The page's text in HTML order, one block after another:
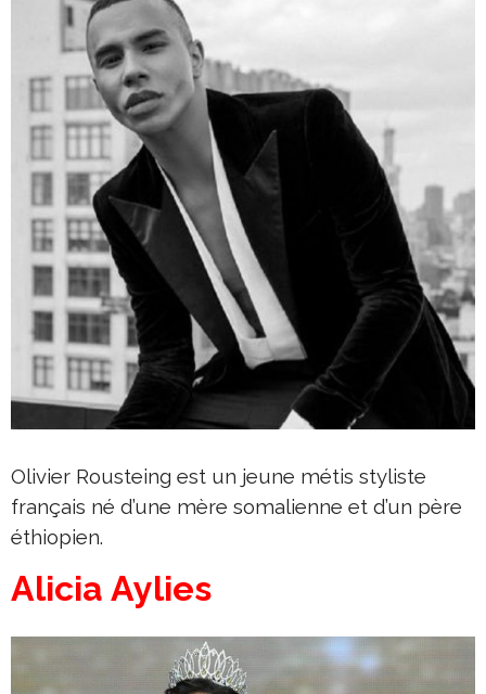
Olivier Rousteing est un jeune métis styliste
français né d’une mère somalienne et d’un père
éthiopien.
Alicia Aylies